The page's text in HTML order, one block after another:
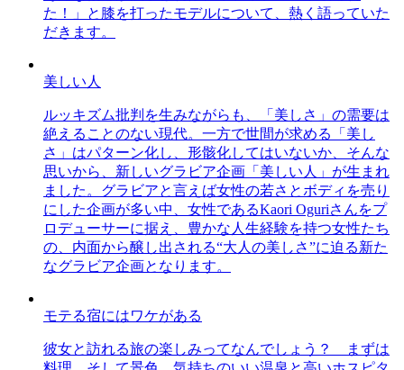
た！」と膝を打ったモデルについて、熱く語っていた
だきます。
美しい人
ルッキズム批判を生みながらも、「美しさ」の需要は
絶えることのない現代。一方で世間が求める「美し
さ」はパターン化し、形骸化してはいないか、そんな
思いから、新しいグラビア企画「美しい人」が生まれ
ました。グラビアと言えば女性の若さとボディを売り
にした企画が多い中、女性であるKaori Oguriさんをプ
ロデューサーに据え、豊かな人生経験を持つ女性たち
の、内面から醸し出される“大人の美しさ”に迫る新た
なグラビア企画となります。
モテる宿にはワケがある
彼女と訪れる旅の楽しみってなんでしょう？ まずは